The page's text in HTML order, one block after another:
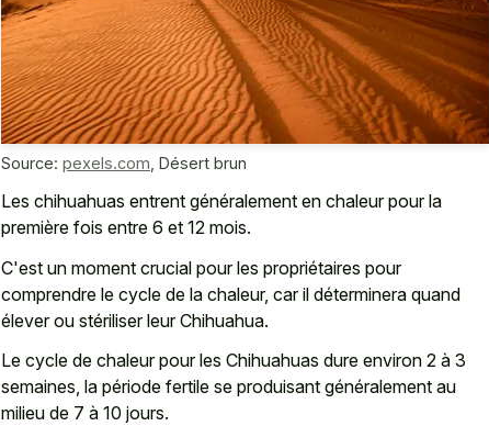
Source: pexels.com Désert brun
Les chihuahuas entrent généralement en chaleur pour la
première fois entre 6 et 12 mois.
C'est un moment crucial pour les propriétaires pour
comprendre le cycle de la chaleur, car il déterminera quand
élever ou stériliser leur Chihuahua.
Le cycle de chaleur pour les Chihuahuas dure environ 2 à 3
semaines, la période fertile se produisant généralement au
milieu de 7 à 10 jours.